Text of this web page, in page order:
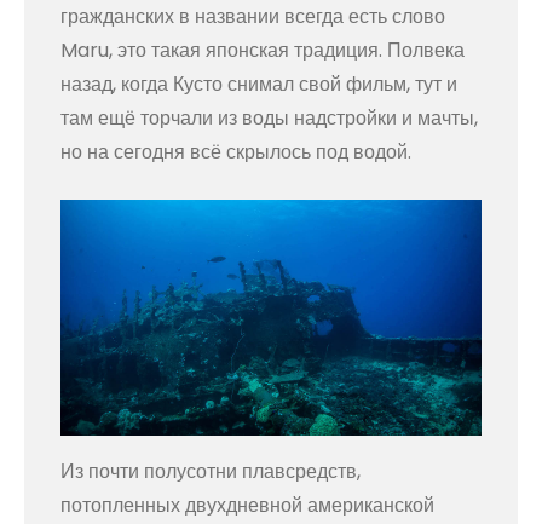
гражданских в названии всегда есть слово
Maru, это такая японская традиция. Полвека
назад, когда Кусто снимал свой фильм, тут и
там ещё торчали из воды надстройки и мачты,
но на сегодня всё скрылось под водой.
Из почти полусотни плавсредств,
потопленных двухдневной американской